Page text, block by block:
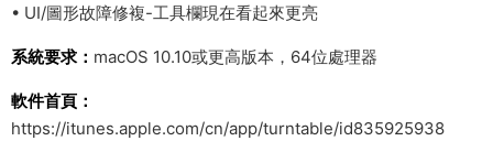
• UI/圖形故障修複-工具欄現在看起來更亮
系統要求： macOS 10.10或更高版本，64位處理器
軟件首頁：
https://itunes.apple.com/cn/app/turntable/id835925938